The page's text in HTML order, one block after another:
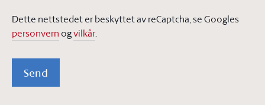
Dette nettstedet er beskyttet av reCaptcha, se Googles
personvern ogvilkår.
Send